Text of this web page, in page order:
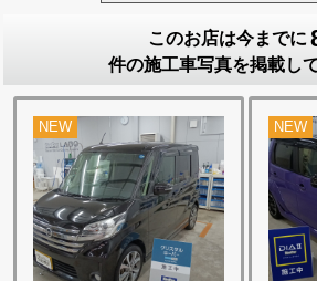
このお店は今までに
件の施工車写真を掲載し
NEW NEW